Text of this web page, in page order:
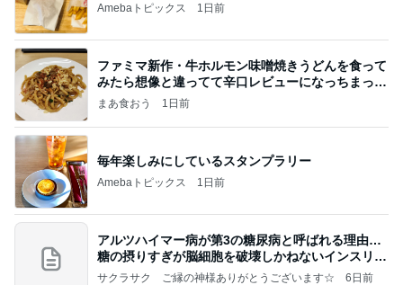
Amebaトピックス 1日前
ファミマ新作・牛ホルモン味噌焼きうどんを食って
みたら想像と違ってて辛口レビューになっちまった
話
まあ食おう 1日前
毎年楽しみにしているスタンプラリー
Amebaトピックス 1日前
アルツハイマー病が第3の糖尿病と呼ばれる理由…
糖の摂りすぎが脳細胞を破壊しかねないインスリン
の恐
サクラサク ご縁の神様ありがとうございます☆ 6日前